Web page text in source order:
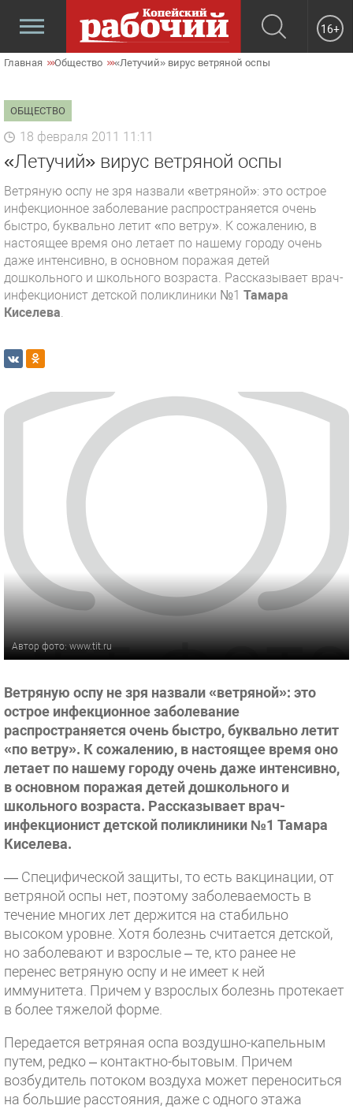
16+
Главная Общество «Летучий» вирус ветряной оспы
ОБЩЕСТВО
18 февраля 2011 11:11
«Летучий» вирус ветряной оспы
Ветряную оспу не зря назвали «ветряной»: это острое
инфекционное заболевание распространяется очень
быстро, буквально летит «по ветру». К сожалению, в
настоящее время оно летает по нашему городу очень
даже интенсивно, в основном поражая детей
дошкольного и школьного возраста. Рассказывает врач-
инфекционист детской поликлиники №1 Тамара
Киселева.
Автор фото: www.tit.ru
Ветряную оспу не зря назвали «ветряной»: это
острое инфекционное заболевание
распространяется очень быстро, буквально летит
«по ветру». К сожалению, в настоящее время оно
летает по нашему городу очень даже интенсивно,
в основном поражая детей дошкольного и
школьного возраста. Рассказывает врач-
инфекционист детской поликлиники №1 Тамара
Киселева.
— Специфической защиты, то есть вакцинации, от
ветряной оспы нет, поэтому заболеваемость в
течение многих лет держится на стабильно
высоком уровне. Хотя болезнь считается детской,
но заболевают и взрослые – те, кто ранее не
перенес ветряную оспу и не имеет к ней
иммунитета. Причем у взрослых болезнь протекает
в более тяжелой форме.
Передается ветряная оспа воздушно-капельным
путем, редко – контактно-бытовым. Причем
возбудитель потоком воздуха может переноситься
на большие расстояния, даже с одного этажа